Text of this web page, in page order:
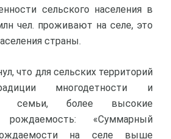
сельского населения в
чел. проживают на селе, это
страны.
что для сельских территорий
многодетности и
семьи, более высокие
«Суммарный
на селе выше